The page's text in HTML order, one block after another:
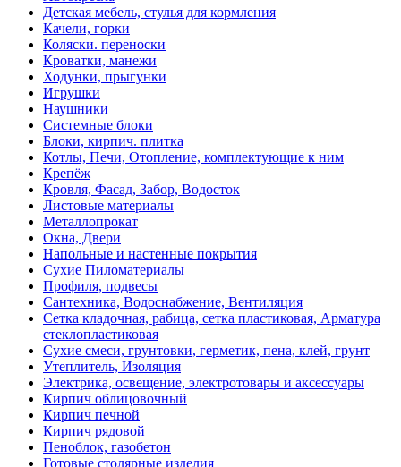
Детская мебель, стулья для кормления
Качели, горки
Коляски. переноски
Кроватки, манежи
Ходунки, прыгунки
Игрушки
Наушники
Системные блоки
Блоки, кирпич. плитка
Котлы, Печи, Отопление, комплектующие к ним
Крепёж
Кровля, Фасад, Забор, Водосток
Листовые материалы
Металлопрокат
Окна, Двери
Напольные и настенные покрытия
Сухие Пиломатериалы
Профиля, подвесы
Сантехника, Водоснабжение, Вентиляция
Сетка кладочная, рабица, сетка пластиковая, Арматура
стеклопластиковая
Сухие смеси, грунтовки, герметик, пена, клей, грунт
Утеплитель, Изоляция
Электрика, освещение, электротовары и аксессуары
Кирпич облицовочный
Кирпич печной
Кирпич рядовой
Пеноблок, газобетон
Готовые столярные изделия